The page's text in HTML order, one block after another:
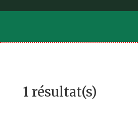
1 résultat(s)